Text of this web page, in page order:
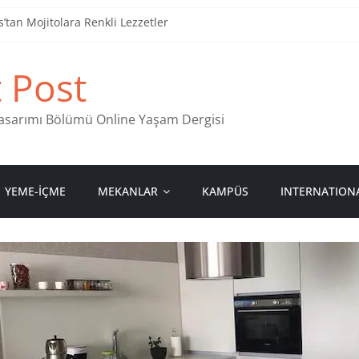
Mojitolara Renkli Lezzetler
Stamps in Ankara
Bölümü Online Yaşam Dergisi
YEME-İÇME MEKANLAR KAMPÜS